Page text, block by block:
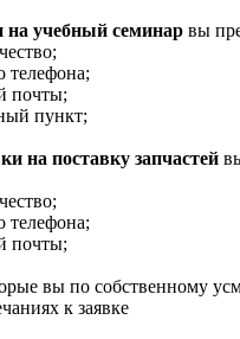
на учебный семинар вы
телефона;
почты;
пункт;
на поставку запчастей
телефона;
почты;
вы по собственному
к заявке